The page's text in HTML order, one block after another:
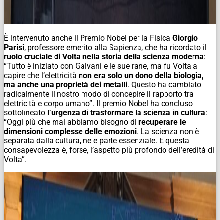
È intervenuto anche il Premio Nobel per la Fisica Giorgio
Parisi, professore emerito alla Sapienza, che ha ricordato il
ruolo cruciale di Volta nella storia della scienza moderna:
“Tutto è iniziato con Galvani e le sue rane, ma fu Volta a
capire che l’elettricità non era solo un dono della biologia,
ma anche una proprietà dei metalli. Questo ha cambiato
radicalmente il nostro modo di concepire il rapporto tra
elettricità e corpo umano”. Il premio Nobel ha concluso
sottolineato l’urgenza di trasformare la scienza in cultura:
“Oggi più che mai abbiamo bisogno di recuperare le
dimensioni complesse delle emozioni. La scienza non è
separata dalla cultura, ne è parte essenziale. E questa
consapevolezza è, forse, l’aspetto più profondo dell’eredità di
Volta”.